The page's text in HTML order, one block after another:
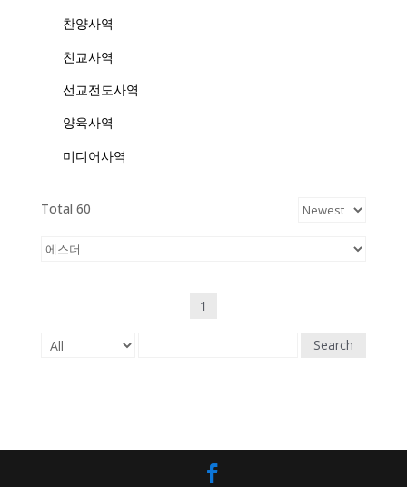
찬양사역
친교사역
선교전도사역
양육사역
미디어사역
Total 60
1
Search